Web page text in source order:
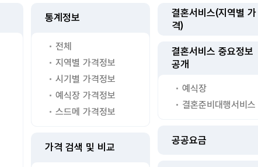
통계정보
전체
지역별 가격정보
시기별 가격정보
예식장 가격정보
스드메 가격정보
가격 검색 및 비교
결혼서비스(지역별 가
격)
결혼서비스 중요정보
공개
예식장
결혼준비대행서비스
공공요금